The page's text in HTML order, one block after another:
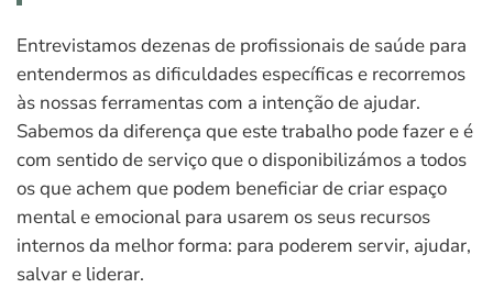
Entrevistamos dezenas de profissionais de saúde para
entendermos as dificuldades específicas e recorremos
às nossas ferramentas com a intenção de ajudar.
Sabemos da diferença que este trabalho pode fazer e é
com sentido de serviço que o disponibilizámos a todos
os que achem que podem beneficiar de criar espaço
mental e emocional para usarem os seus recursos
internos da melhor forma: para poderem servir, ajudar,
salvar e liderar.